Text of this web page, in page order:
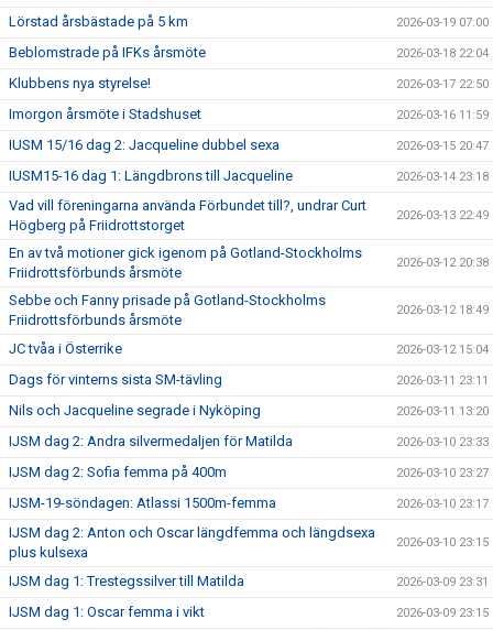
Lörstad årsbästade på 5 km 2026-03-19 07:00
Beblomstrade på IFKs årsmöte 2026-03-18 22:04
Klubbens nya styrelse! 2026-03-17 22:50
Imorgon årsmöte i Stadshuset 2026-03-16 11:59
IUSM 15/16 dag 2: Jacqueline dubbel sexa 2026-03-15 20:47
IUSM15-16 dag 1: Längdbrons till Jacqueline 2026-03-14 23:18
Vad vill föreningarna använda Förbundet till?, undrar Curt
Högberg på Friidrottstorget
2026-03-13 22:49
En av två motioner gick igenom på Gotland-Stockholms
Friidrottsförbunds årsmöte
2026-03-12 20:38
Sebbe och Fanny prisade på Gotland-Stockholms
Friidrottsförbunds årsmöte
2026-03-12 18:49
JC tvåa i Österrike 2026-03-12 15:04
Dags för vinterns sista SM-tävling 2026-03-11 23:11
Nils och Jacqueline segrade i Nyköping 2026-03-11 13:20
IJSM dag 2: Andra silvermedaljen för Matilda 2026-03-10 23:33
IJSM dag 2: Sofia femma på 400m 2026-03-10 23:27
IJSM-19-söndagen: Atlassi 1500m-femma 2026-03-10 23:17
IJSM dag 2: Anton och Oscar längdfemma och längdsexa
plus kulsexa
2026-03-10 23:15
IJSM dag 1: Trestegssilver till Matilda 2026-03-09 23:31
IJSM dag 1: Oscar femma i vikt 2026-03-09 23:15